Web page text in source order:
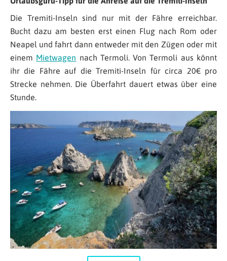
Die Tremiti-Inseln sind nur mit der Fähre erreichbar.
Bucht dazu am besten erst einen Flug nach Rom oder
Neapel und fahrt dann entweder mit den Zügen oder mit
einem Mietwagen nach Termoli. Von Termoli aus könnt
ihr die Fähre auf die Tremiti-Inseln für circa 20€ pro
Strecke nehmen. Die Überfahrt dauert etwas über eine
Stunde.